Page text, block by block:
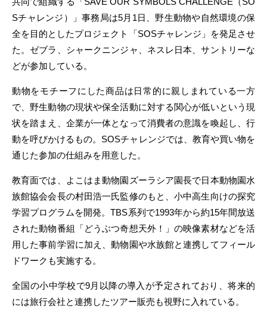
Sチャレンジ）」事務局は5月1日、野生動物や自然環境の保
全を目的としたプロジェクト「SOSチャレンジ」を発足させ
た。ゼブラ、シャークニンジャ、ネスレ日本、サントリーな
どが参加している。
動物をモチーフにした商品は日常的に親しまれている一方
で、野生動物の現状や保全活動に対する関心が低いという現
状を踏まえ、企業が一体となって消費者の意識を喚起し、行
動を呼びかけるもの。SOSチャレンジでは、教育や買い物を
通じた参加の仕組みを用意した。
教育面では、よこはま動物園ズーラシア園長で日本動物園水
族館協会会長の村田浩一氏監修のもと、小中高生向けの探究
学習プログラムを開発。TBS系列で1993年から約15年間放送
された動物番組「どうぶつ奇想天外！」の映像素材などを活
用した事前学習に加え、動物園や水族館と連携してフィール
ドワークも実施する。
全国の小中学校で9月以降の導入が予定されており、将来的
には旅行会社と連携したツアー販売も視野に入れている。